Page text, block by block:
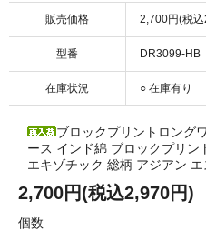
販売価格 2,700円(税
型番 DR3099-HB
在庫状況 ○ 在庫有り
ブロックプリントロング
ース インド綿 ブロックプリ
エキゾチック 総柄 アジアン
2,700円(税込2,970円)
個数